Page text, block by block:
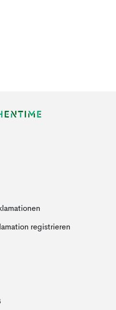
registrieren